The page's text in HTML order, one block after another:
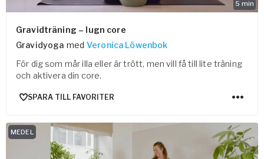
5 min
Gravidträning – lugn core
Gravidyoga med Veronica Löwenbok
För dig som mår illa eller är trött, men vill få till lite träning
och aktivera din core.
SPARA TILL FAVORITER
MEDEL